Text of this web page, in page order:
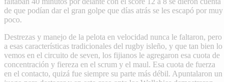
de que podían dar el gran golpe que días atrás se les escapó por muy
poco.
Destrezas y manejo de la pelota en velocidad nunca le faltaron, pero
a esas características tradicionales del rugby isleño, y que tan bien lo
vemos en el circuito de seven, los fijianos le agregaron esa cuota de
concentración y fiereza en el scrum y el maul. Esa cuota de fuerza
en el contacto, quizá fue siempre su parte más débil. Apuntalaron un